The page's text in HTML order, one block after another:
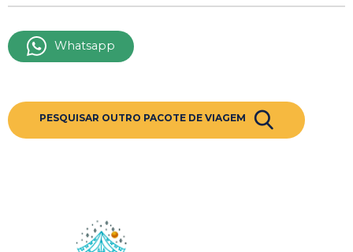
Whatsapp
PESQUISAR OUTRO PACOTE DE VIAGEM